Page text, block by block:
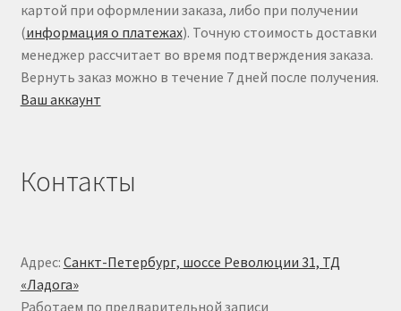
картой при оформлении заказа, либо при получении
(информация о платежах). Точную стоимость доставки
менеджер рассчитает во время подтверждения заказа.
Вернуть заказ можно в течение 7 дней после получения.
Ваш аккаунт
Контакты
Адрес: Санкт-Петербург, шоссе Революции 31, ТД
«Ладога»
Работаем по предварительной записи